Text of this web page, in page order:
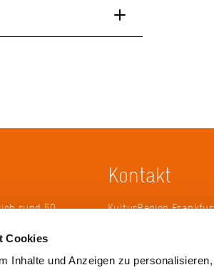
Cookies
Inhalte und Anzeigen zu
rund 50
2005 die
Kontakt
KulturRegion